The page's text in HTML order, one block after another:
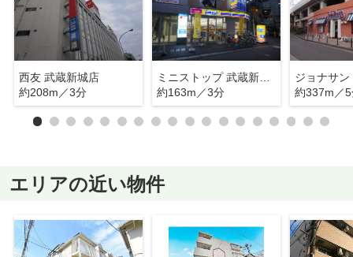
西友 武蔵新城店
約208m／3分
ミニストップ 武蔵新城駅前店
約163m／3分
ジョナサ
約337m／
エリアの近い物件